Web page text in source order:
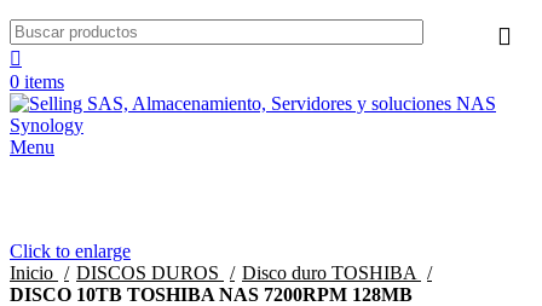
0 items
Menu
Click to enlarge
Inicio
DISCOS DUROS
Disco duro TOSHIBA
DISCO 10TB TOSHIBA NAS 7200RPM 128MB